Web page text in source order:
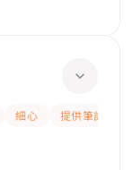
細心 提供筆記